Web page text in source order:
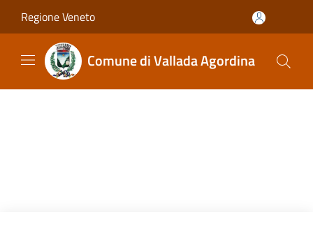
Regione Veneto
Comune di Vallada Agordina